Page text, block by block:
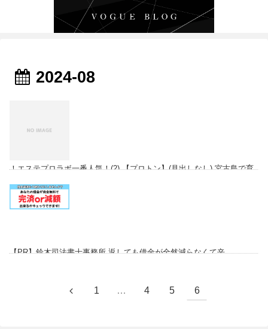
2024-08
！エステプロラボ一番人気！(2) 【プロトン】(見出しなし) 宮古島で育
【PR】鈴木司法書士事務所 返しても借金が全然減らなくて辛...
1 … 4 5 6